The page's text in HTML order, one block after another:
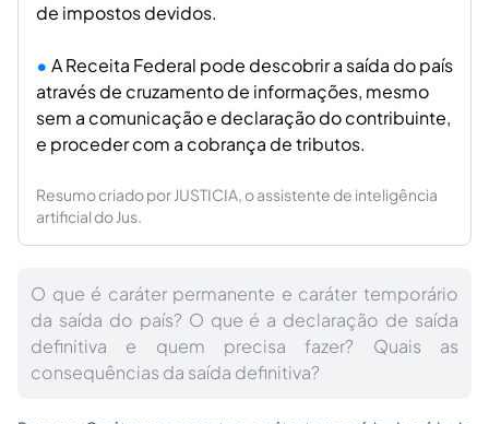
de impostos devidos.
A Receita Federal pode descobrir a saída do país
através de cruzamento de informações, mesmo
sem a comunicação e declaração do contribuinte,
e proceder com a cobrança de tributos.
Resumo criado por JUSTICIA, o assistente de inteligência
artificial do Jus.
O que é caráter permanente e caráter temporário
da saída do país? O que é a declaração de saída
definitiva e quem precisa fazer? Quais as
consequências da saída definitiva?